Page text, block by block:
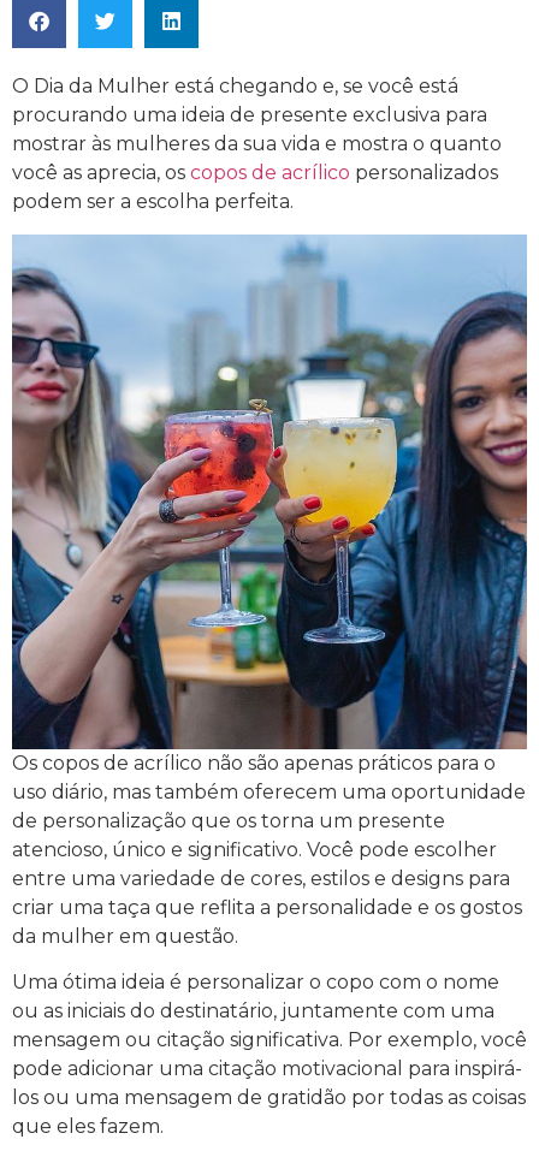
O Dia da Mulher está chegando e, se você está
procurando uma ideia de presente exclusiva para
mostrar às mulheres da sua vida e mostra o quanto
você as aprecia, os copos de acrílico personalizados
podem ser a escolha perfeita.
Os copos de acrílico não são apenas práticos para o
uso diário, mas também oferecem uma oportunidade
de personalização que os torna um presente
atencioso, único e significativo. Você pode escolher
entre uma variedade de cores, estilos e designs para
criar uma taça que reflita a personalidade e os gostos
da mulher em questão.
Uma ótima ideia é personalizar o copo com o nome
ou as iniciais do destinatário, juntamente com uma
mensagem ou citação significativa. Por exemplo, você
pode adicionar uma citação motivacional para inspirá-
los ou uma mensagem de gratidão por todas as coisas
que eles fazem.